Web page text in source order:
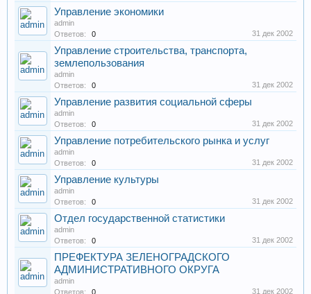
Управление экономики
admin
Ответов:
0 31 дек 2002
Управление строительства, транспорта,
землепользования
admin
Ответов:
0 31 дек 2002
Управление развития социальной сферы
admin
Ответов:
0 31 дек 2002
Управление потребительского рынка и услуг
admin
Ответов:
0 31 дек 2002
Управление культуры
admin
Ответов:
0 31 дек 2002
Отдел государственной статистики
admin
Ответов:
0 31 дек 2002
ПРЕФЕКТУРА ЗЕЛЕНОГРАДСКОГО
АДМИНИСТРАТИВНОГО ОКРУГА
admin
Ответов:
0 31 дек 2002